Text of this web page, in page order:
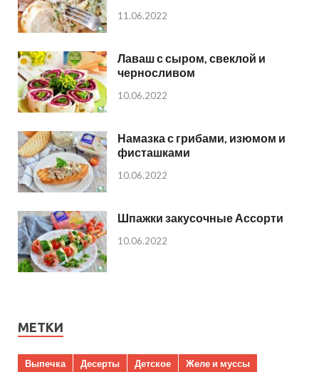
11.06.2022
Лаваш с сыром, свеклой и
черносливом
10.06.2022
Намазка с грибами, изюмом и
фисташками
10.06.2022
Шпажки закусочные Ассорти
10.06.2022
МЕТКИ
Выпечка Десерты Детское
Желе и муссы